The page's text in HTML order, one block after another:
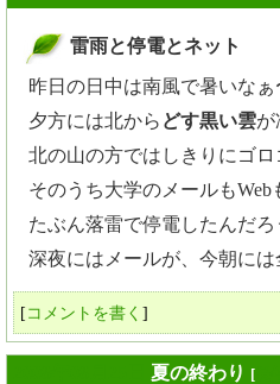
雷雨と停電とネット
昨日の日中は南風で暑いなぁ
夕方には北から どす黒い雲が
北の山の方ではしきりにゴロ
そのうち大学のメールも
たぶん落雷で停電したんだろ
深夜にはメールが、今朝には
[コメントを書く ]
夏の終わり [